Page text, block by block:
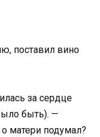
поставил вино
за сердце
быть). —
матери подумал?